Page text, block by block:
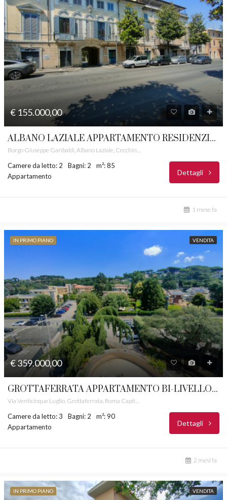
€ 155.000,00
ALBANO LAZIALE APPARTAMENTO RESIDENZIALE CASTELLI ROMANI RIF. 37
Borgo Giuseppe Garibaldi, Albano Laziale, Cecchina, Albano Laziale, Roma Capitale, Lazio, 00041, Italia
Camere da letto: 2 Bagni: 2
m²: 85
Appartamento
Dettagli
1 mese fa
IN PRIMO PIANO VENDITA
€ 359.000,00
GROTTAFERRATA APPARTAMENTO BI-LIVELLO CON POSTO AUTO CASTELLI ROMANI RIF. 32
Camere da letto: 3 Bagni: 2
m²: 90
Appartamento
Dettagli
2 mesi fa
IN PRIMO PIANO VENDITA